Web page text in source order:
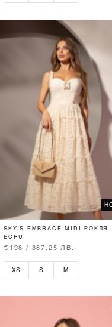
SKY’S EMBRACE MIDI РОКЛЯ -
ECRU
€198 / 387.25 ЛВ.
XS S M